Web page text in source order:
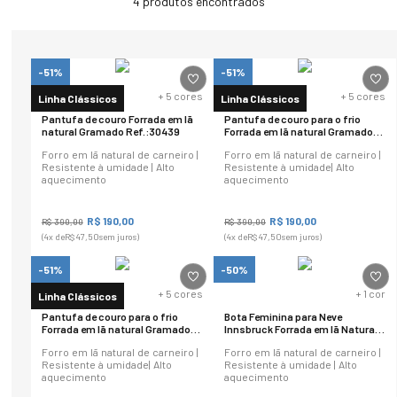
-51%
Linha Clássicos + 5 cores
Pantufa de couro Forrada em lã
natural Gramado Ref.:30439
Forro em lã natural de carneiro |
Resistente à umidade | Alto
aquecimento
R$390,00 R$ 190, 00
(4x deR$47,50sem juros)
-51%
Linha Clássicos + 5 cores
Pantufa de couro para o frio
Forrada em lã natural Gramado
Forro em lã natural de carneiro |
Resistente à umidade| Alto
aquecimento
R$390,00 R$ 190 00
(4x deR$47,50sem juros)
-51%
Linha Clássicos + 5 cores
Pantufa de couro para o frio
Forrada em lã natural Gramado
Forro em lã natural de carneiro |
Resistente à umidade| Alto
aquecimento
-50%
+ 1 cor
Bota Feminina para Neve
Innsbruck Forrada em lã Natural
Forro em lã natural de carneiro |
Resistente à umidade | Alto
aquecimento